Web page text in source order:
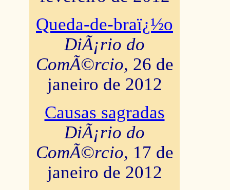
Queda-de-braï¿½o
DiÃ¡rio do
ComÃ©rcio, 26 de
janeiro de 2012
Causas sagradas
DiÃ¡rio do
ComÃ©rcio, 17 de
janeiro de 2012